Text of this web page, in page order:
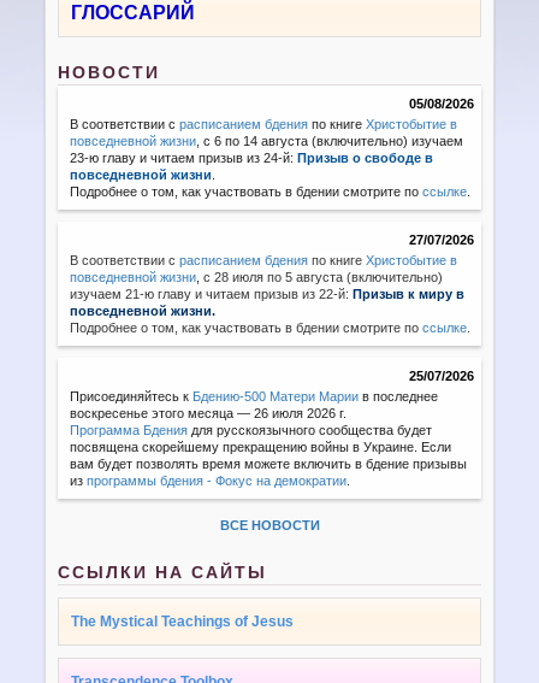
ГЛОССАРИЙ
НОВОСТИ
05/08/2026
В соответствии срасписанием бдения по книгеХристобытие в
повседневной жизни , с 6 по 14 августа (включительно) изучаем
23-ю главу и читаем призыв из 24-й:Призыв о свободе в
повседневной жизни
Подробнее о том, как участвовать в бдении смотрите поссылке
27/07/2026
В соответствии с расписанием бдения по книгеХристобытие в
повседневной жизни с 28 июля по 5 августа (включительно)
изучаем 21-ю главу и читаем призыв из 22-й:Призыв к миру в
повседневной жизни.
Подробнее о том, как участвовать в бдении смотрите поссылке
25/07/2026
Присоединяйтесь к Бдению-500 Матери Марии в последнее
воскресенье этого месяца — 26 июля 2026 г.
Программа Бдения для русскоязычного сообщества будет
посвящена скорейшему прекращению войны в Украине. Если
вам будет позволять время можете включить в бдение призывы
изпрограммы бдения - Фокус на демократии
ВСЕ НОВОСТИ
ССЫЛКИ НА САЙТЫ
The Mystical Teachings of Jesus